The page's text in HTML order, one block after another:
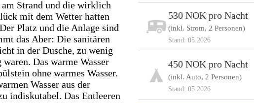
Strand und die wirklich
mit dem Wetter hatten
Platz und die Anlage sind
das Aber: Die sanitären
in der Dusche, zu wenig
Das warme Wasser
ohne warmes Wasser.
Wasser aus der
indiskutabel. Das Entleeren
530 NOK pro Nacht
(inkl. Strom, 2 Personen)
Stand: 05.2026
450 NOK pro Nacht
(inkl. Auto, 2 Personen)
Stand: 05.2026